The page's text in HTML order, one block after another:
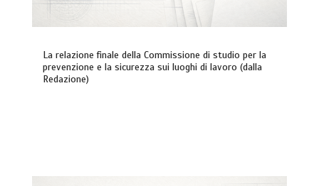
La relazione finale della Commissione di studio per la
prevenzione e la sicurezza sui luoghi di lavoro (dalla
Redazione)